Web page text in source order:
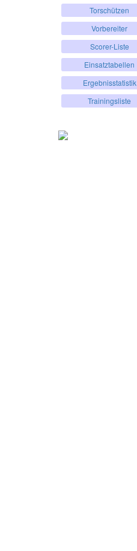
Torschützen
Vorbereiter
Scorer-Liste
Einsatztabellen
Ergebnisstatistik
Trainingsliste